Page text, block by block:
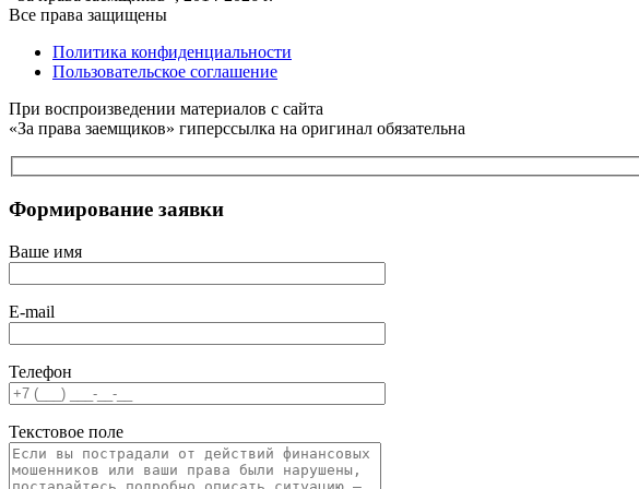
Все права защищены
Политика конфиденциальности
Пользовательское соглашение
При воспроизведении материалов с сайта
«За права заемщиков» гиперссылка на оригинал обязательна
Формирование заявки
Ваше имя
E-mail
Телефон
Текстовое поле